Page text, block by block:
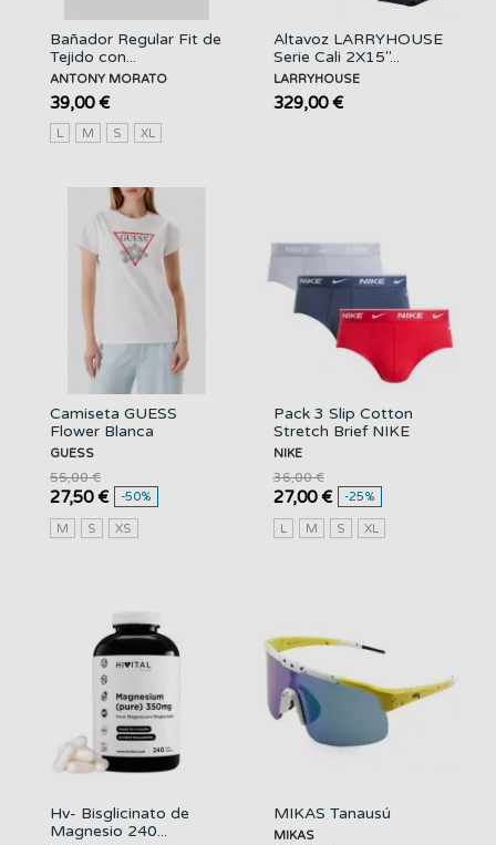
Bañador Regular Fit de
Tejido con...
ANTONY MORATO
39,00 €
L M S XL
Altavoz LARRYHOUSE
Serie Cali 2X15"...
LARRYHOUSE
329,00 €
Camiseta GUESS
Flower Blanca
GUESS
27,50 €
55,00 €
-50%
M S XS
Pack 3 Slip Cotton
Stretch Brief NIKE
NIKE
27,00 €
36,00 €
-25%
L M S XL
Hv- Bisglicinato de
Magnesio 240...
MIKAS Tanausú
MIKAS